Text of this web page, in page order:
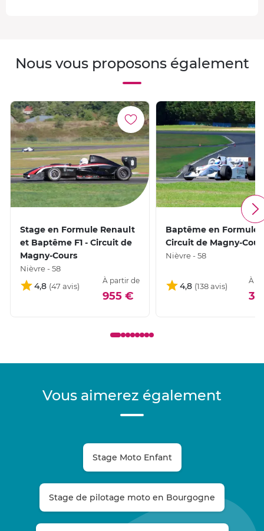
Nous vous proposons également
Stage en Formule Renault
et Baptême F1 - Circuit de
Magny-Cours
Nièvre - 58
4,8
À partir de
955 €
Baptême en Formule
Circuit de Magny-
Nièvre - 58
4,8
À
Vous aimerez également
Stage Moto Enfant
Stage de pilotage moto en Bourgogne